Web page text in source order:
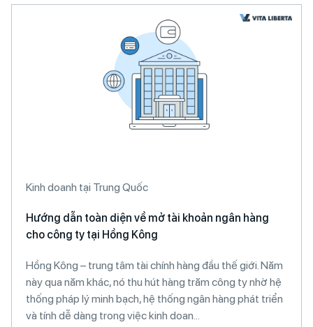
Kinh doanh tại Trung Quốc
Hướng dẫn toàn diện về mở tài khoản ngân hàng
cho công ty tại Hồng Kông
Hồng Kông – trung tâm tài chính hàng đầu thế giới. Năm
này qua năm khác, nó thu hút hàng trăm công ty nhờ hệ
thống pháp lý minh bạch, hệ thống ngân hàng phát triển
và tính dễ dàng trong việc kinh doan...